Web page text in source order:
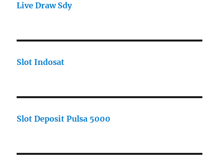
Live Draw Sdy
Slot Indosat
Slot Deposit Pulsa 5000